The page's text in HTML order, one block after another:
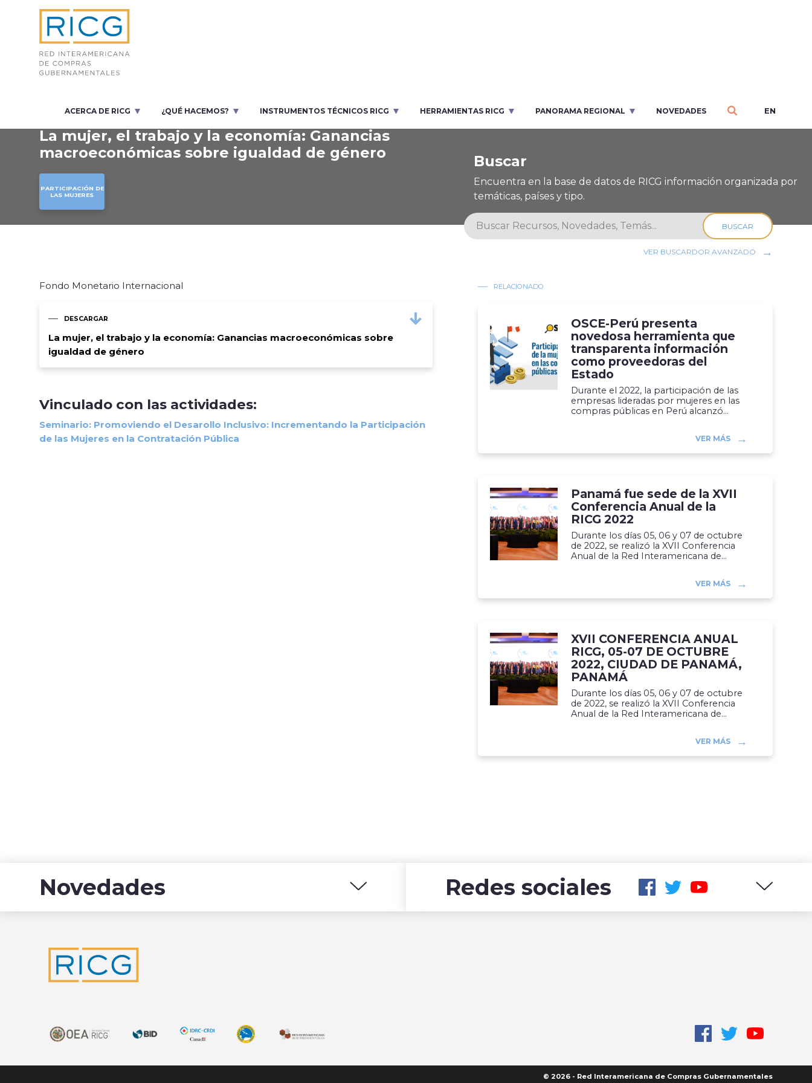
ACERCA DE RICG ¿QUÉ HACEMOS? INSTRUMENTOS TÉCNICOS RICG HERRAMIENTAS RICG PANORAMA REGIONAL NOVEDADES EN
La mujer, el trabajo y la economía: Ganancias
macroeconómicas sobre igualdad de género
Buscar
Encuentra en la base de datos de RICG información organizada por
temáticas, países y tipo.
PARTICIPACIÓN DE
LAS MUJERES
BUSCAR
VER BUSCARDOR AVANZADO
Fondo Monetario Internacional
DESCARGAR
La mujer, el trabajo y la economía: Ganancias macroeconómicas sobre
igualdad de género
Vinculado con las actividades:
Seminario: Promoviendo el Desarollo Inclusivo: Incrementando la Participación
de las Mujeres en la Contratación Pública
RELACIONADO
OSCE-Perú presenta
novedosa herramienta que
transparenta información
como proveedoras del
Estado
Durante el 2022, la participación de las
empresas lideradas por mujeres en las
compras públicas en Perú alcanzó...
VER MÁS
Panamá fue sede de la XVII
Conferencia Anual de la
RICG 2022
Durante los días 05, 06 y 07 de octubre
de 2022, se realizó la XVII Conferencia
Anual de la Red Interamericana de...
VER MÁS
XVII CONFERENCIA ANUAL
RICG, 05-07 DE OCTUBRE
2022, CIUDAD DE PANAMÁ,
PANAMÁ
Durante los días 05, 06 y 07 de octubre
de 2022, se realizó la XVII Conferencia
Anual de la Red Interamericana de...
VER MÁS
Novedades Redes sociales
© 2026 - Red Interamericana de Compras Gubernamentales